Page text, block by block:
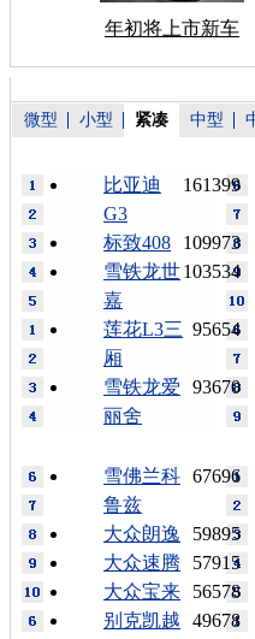
年初将上市新车
微型 小型 紧凑 中型
161399
比亚迪
G3
109973
标致408
103534
雪铁龙世
嘉
95654
莲花L3三
厢
93670
雪铁龙爱
丽舍
67696
雪佛兰科
鲁兹
59895
大众朗逸
57915
大众速腾
56578
大众宝来
49678
别克凯越